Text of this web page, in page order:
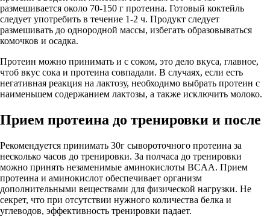
размешивается около 70-150 г протеина. Готовый коктейль
следует употребить в течение 1-2 ч. Продукт следует
размешивать до однородной массы, избегать образовываться
комочков и осадка.
Протеин можно принимать и с соком, это дело вкуса, главное,
чтоб вкус сока и протеина совпадали. В случаях, если есть
негативная реакция на лактозу, необходимо выбрать протеин с
наименьшем содержанием лактозы, а также исключить молоко.
Прием протеина до тренировки и после
Рекомендуется принимать 30г сывороточного протеина за
несколько часов до тренировки. За полчаса до тренировки
можно принять незаменимые аминокислоты BCAA. Прием
протеина и аминокислот обеспечивает организм
дополнительными веществами для физической нагрузки. Не
секрет, что при отсутствии нужного количества белка и
углеводов, эффективность тренировки падает.